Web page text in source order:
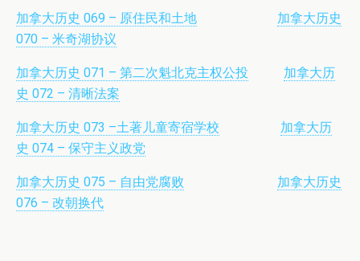
加拿大历史 069 – 原住民和土地
加拿大历史
070 – 米奇湖协议
加拿大历史 071 – 第二次魁北克主权公投
加拿大历
史 072 – 清晰法案
加拿大历史 073 –土著儿童寄宿学校
加拿大历
史 074 – 保守主义政党
加拿大历史 075 – 自由党腐败
加拿大历史
076 – 改朝换代